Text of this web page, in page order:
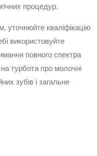
процедур.
уточнюйте кваліфікацію
використовуйте
повного спектра
турбота про молочні
зубів і загальне